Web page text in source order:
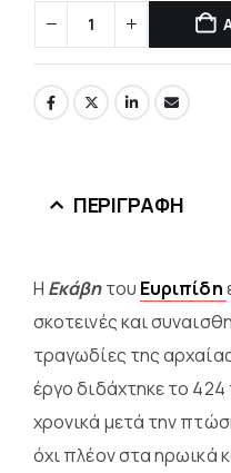
ΠΕΡΙΓΡΑΦΉ
Η Εκάβη του Ευριπίδη
σκοτεινές και
τραγωδίες της
έργο διδάχτηκε το
χρονικά μετά την
όχι πλέον στα ηρωικά